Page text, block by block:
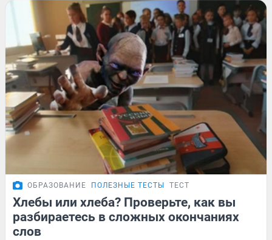
ОБРАЗОВАНИЕ ПОЛЕЗНЫЕ ТЕСТЫ ТЕСТ
Хлебы или хлеба? Проверьте, как вы
разбираетесь в сложных окончаниях
слов